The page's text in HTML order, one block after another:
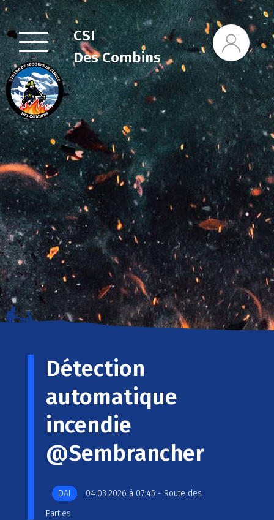
CSI
Des Combins
Détection
automatique
incendie
@Sembrancher
DAI
04.03.2026 à 07:45 - Route des
Parties